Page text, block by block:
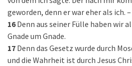
geworden, denn er war eher als ich. –
16 Denn aus seiner Fülle haben wir
Gnade um Gnade.
17 Denn das Gesetz wurde durch
und die Wahrheit ist durch Jesus